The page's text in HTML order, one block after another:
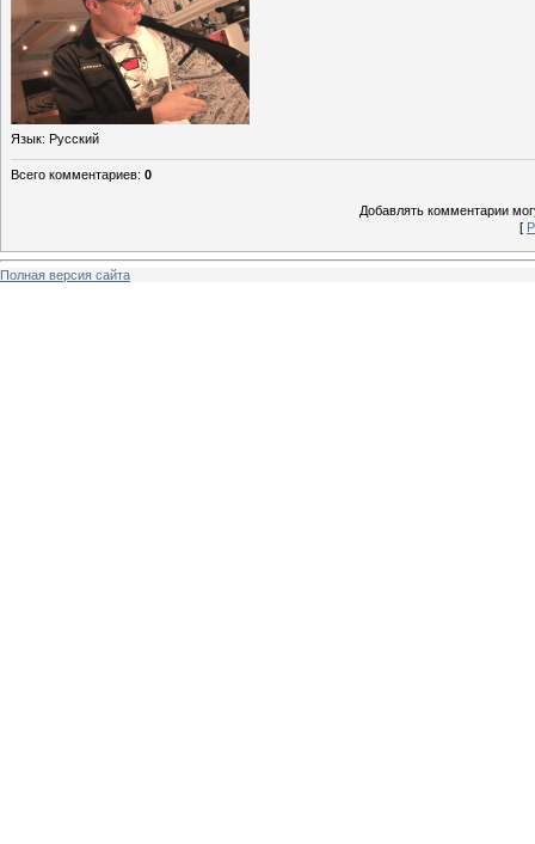
Язык: Русский
Всего комментариев: 0
Добавлять комментарии
[
Полная версия сайта